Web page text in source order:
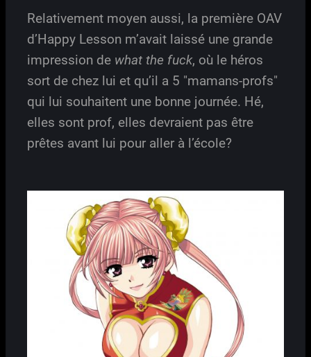
Relativement moyen aussi, la première OAV
d’Happy Lesson m’avait laissé une grande
impression de what the fuck, où le héros
sort de chez lui et qu’il a 5 "mamans-profs"
qui lui souhaitent une bonne journée. Hé,
elles sont prof, elles devraient pas être
prêtes avant lui pour aller à l’école?